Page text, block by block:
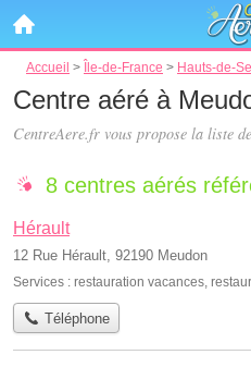
Accueil > Île-de-France > Hauts-de-
Centre aéré à
CentreAere.fr vous propose la liste
8 centres aérés
Hérault
12 Rue Hérault, 92190 Meudon
Services : restauration vacances,
Téléphone